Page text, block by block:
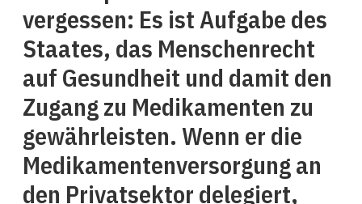
vergessen: Es ist Aufgabe des
Staates, das Menschenrecht
auf Gesundheit und damit den
Zugang zu Medikamenten zu
gewährleisten. Wenn er die
Medikamentenversorgung an
den Privatsektor delegiert,